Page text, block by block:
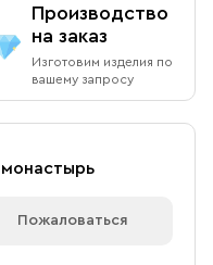
Производство
на заказ
Изготовим изделия по
вашему запросу
Пожаловаться